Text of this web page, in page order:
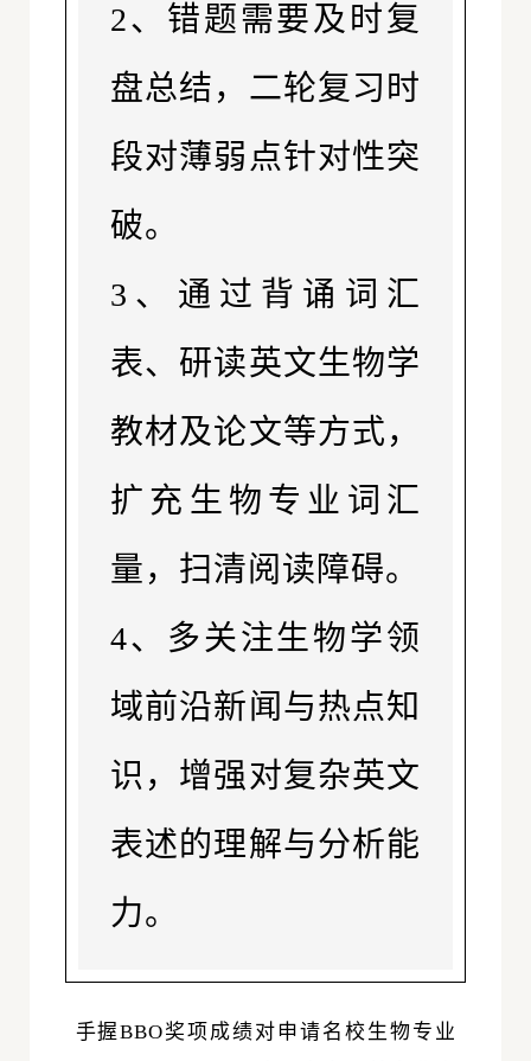
2、错题需要及时复
盘总结，二轮复习时
段对薄弱点针对性突
破。
3、通过背诵词汇
表、研读英文生物学
教材及论文等方式，
扩充生物专业词汇
量，扫清阅读障碍。
4、多关注生物学领
域前沿新闻与热点知
识，增强对复杂英文
表述的理解与分析能
力。
手握BBO奖项成绩对申请名校生物专业